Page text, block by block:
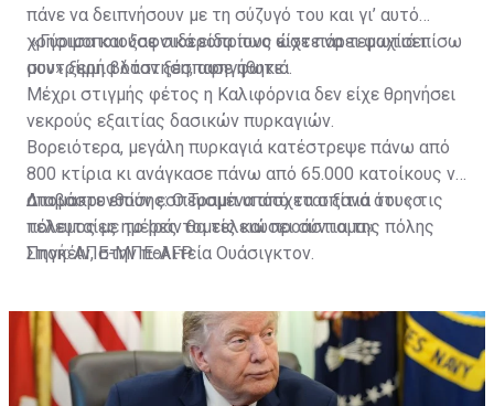
πάνε να δειπνήσουν με τη σύζυγό του και γι’ αυτό
χρησιμοποιούσε σιδεροπρίονο ώστε να τεμαχίσει
συντρίμμια όταν ξέσπασε φωτιά.
«Γύρισα και ξαφνικά είδα πως είχε πάρει φωτιά πίσω
μου» ξερή βλάστηση, αφηγήθηκε.
Μέχρι στιγμής φέτος η Καλιφόρνια δεν είχε θρηνήσει
νεκρούς εξαιτίας δασικών πυρκαγιών.
Βορειότερα, μεγάλη πυρκαγιά κατέστρεψε πάνω από
800 κτίρια κι ανάγκασε πάνω από 65.000 κατοίκους να
απομακρυνθούν εσπευσμένα από τα σπίτια τους τις
τελευταίες ημέρες τομείς και προάστια της πόλης
Σποκέιν, στην πολιτεία Ουάσιγκτον.
Διαβάστε επίσης:Ο Τραμπ υπόσχεται ξανά ότι «ο
πόλεμος με το Ιράν θα τελειώσει σύντομα»
Πηγή: ΑΠΕ-ΜΠΕ-AFP